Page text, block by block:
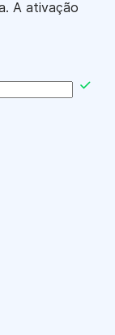
A ativação